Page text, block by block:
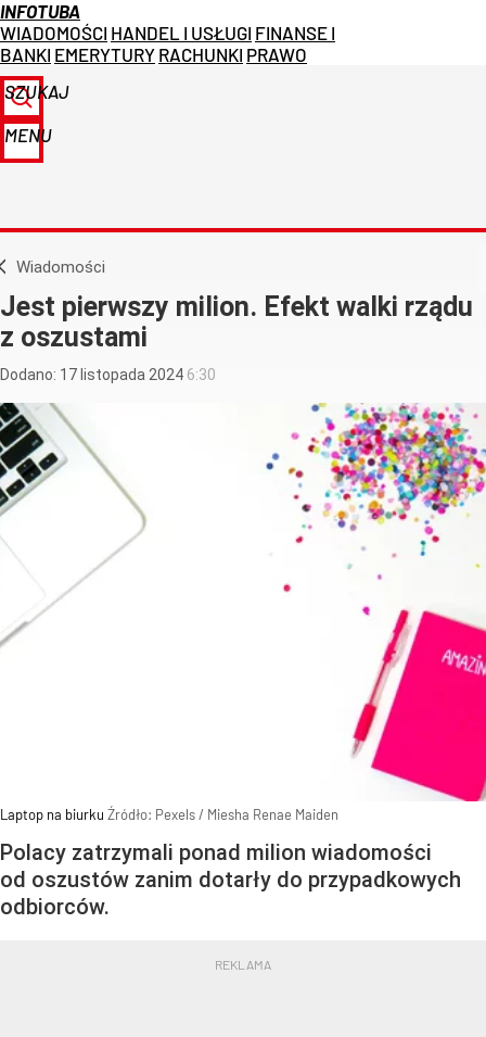
INFOTUBA
WIADOMOŚCI HANDEL I USŁUGI FINANSE I
BANKI EMERYTURY RACHUNKI PRAWO
SZUKAJ
MENU
Wiadomości
Jest pierwszy milion. Efekt walki rządu
z oszustami
Dodano: 17 listopada 2024 6:30
Laptop na biurku Źródło: Pexels/ Miesha Renae Maiden
Polacy zatrzymali ponad milion wiadomości
od oszustów zanim dotarły do przypadkowych
odbiorców.